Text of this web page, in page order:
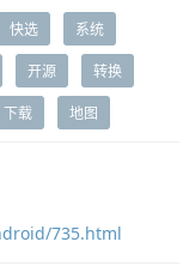
快选 系统
开源 转换
下载 地图
735.html